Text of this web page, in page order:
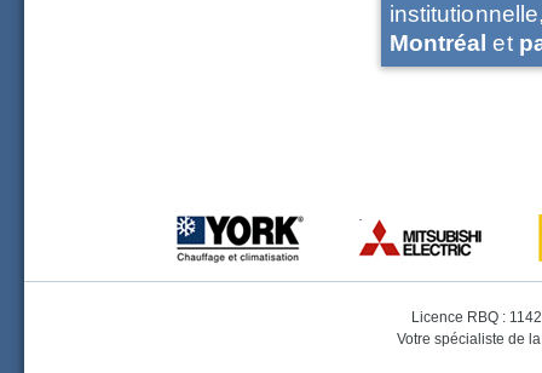
Montréal et
Licence RBQ :
Votre spécialiste de